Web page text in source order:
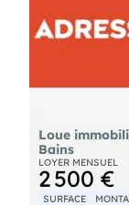
Loue
Bains
LOYER MENSUEL
2 500 €
SURFACE